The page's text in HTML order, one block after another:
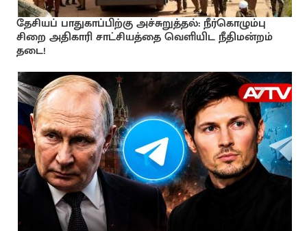
தேசியப் பாதுகாப்பிற்கு அச்சுறுத்தல்: நீர்கொழும்பு
சிறை அதிகாரி சாட்சியத்தை வெளியிட நீதிமன்றம்
தடை!